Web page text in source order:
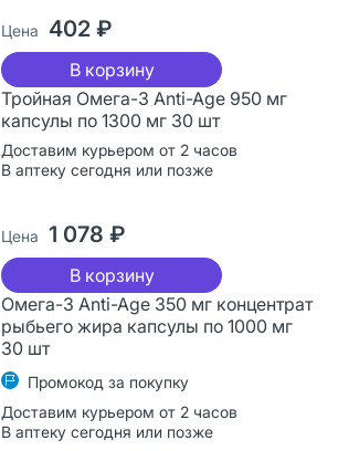
Цена 402 ₽
В корзину
Тройная Омега-3 Anti-Age 950 мг
капсулы по 1300 мг 30 шт
Доставим курьером от 2 часов
В аптеку сегодня или позже
Цена 1 078 ₽
В корзину
Омега-3 Anti-Age 350 мг концентрат
рыбьего жира капсулы по 1000 мг
30 шт
Промокод за покупку
Доставим курьером от 2 часов
В аптеку сегодня или позже